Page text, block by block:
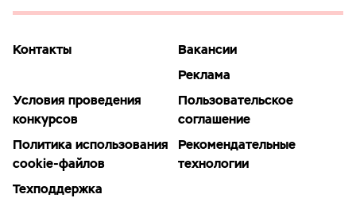
Контакты
Вакансии
Реклама
Условия проведения
конкурсов
Пользовательское
соглашение
Политика использования
cookie-файлов
Рекомендательные
технологии
Техподдержка